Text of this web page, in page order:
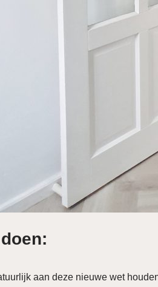
aan deze nieuwe wet